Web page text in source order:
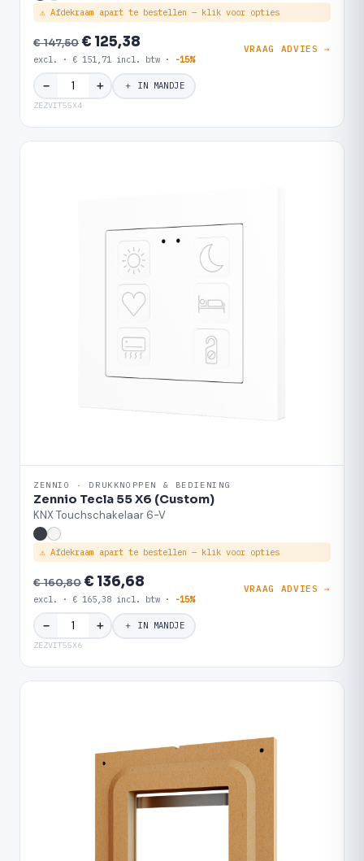
⚠ Afdekraam apart te bestellen — klik voor opties
€ 147,50€ 125,38
excl. · € 151,71 incl. btw · -15%
VRAAG ADVIES →
− ＋ ＋ IN MANDJE
ZEZVIT55X4
ZENNIO · DRUKKNOPPEN & BEDIENING
Zennio Tecla 55 X6 (Custom)
KNX Touchschakelaar 6-V
⚠ Afdekraam apart te bestellen — klik voor opties
€ 160,80€ 136,68
excl. · € 165,38 incl. btw · -15%
VRAAG ADVIES →
− ＋ ＋ IN MANDJE
ZEZVIT55X6